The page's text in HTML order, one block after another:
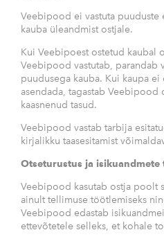
Veebipood ei vastuta puuduste
kauba üleandmist ostjale.
Kui Veebipoest ostetud kaubal
Veebipood vastutab, parandab
puudusega kauba. Kui kaupa
asendada, tagastab
kaasnenud tasud.
Veebipood vastab tarbija
kirjalikku taasesitamist
Otseturustus ja isikuandmete
Veebipood kasutab ostja poolt
ainult tellimuse töötlemiseks
Veebipood edastab
ettevõtetele selleks, et kohale